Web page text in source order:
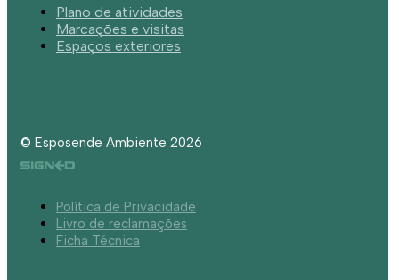
Plano de atividades
Marcações e visitas
Espaços exteriores
© Esposende Ambiente 2026
Política de Privacidade
Livro de reclamações
Ficha Técnica